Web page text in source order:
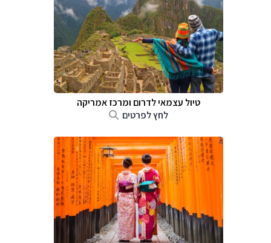
טיול עצמאי לדרום ומרכז אמריקה
לחץ לפרטים